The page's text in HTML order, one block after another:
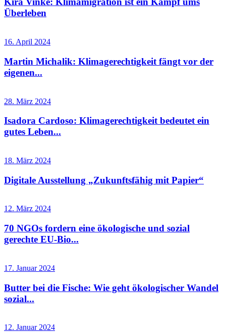
Überleben
16. April 2024
Martin Michalik: Klimagerechtigkeit fängt vor der
eigenen...
28. März 2024
Isadora Cardoso: Klimagerechtigkeit bedeutet ein
gutes Leben...
18. März 2024
Digitale Ausstellung „Zukunftsfähig mit Papier“
12. März 2024
70 NGOs fordern eine ökologische und sozial
gerechte EU-Bio...
17. Januar 2024
Butter bei die Fische: Wie geht ökologischer Wandel
sozial...
12. Januar 2024